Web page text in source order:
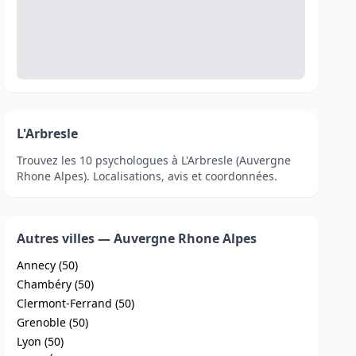
L'Arbresle
Trouvez les 10 psychologues à L'Arbresle (Auvergne
Rhone Alpes). Localisations, avis et coordonnées.
Autres villes — Auvergne Rhone Alpes
Annecy (50)
Chambéry (50)
Clermont-Ferrand (50)
Grenoble (50)
Lyon (50)